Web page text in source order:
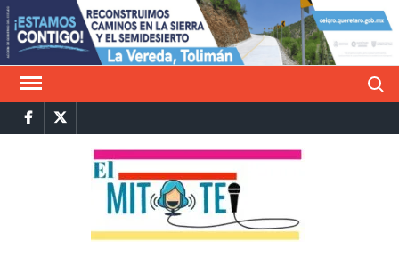
Saltar
al
contenido
FacebookTwitter